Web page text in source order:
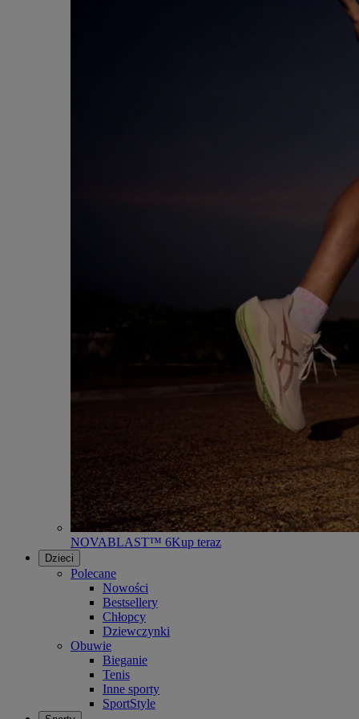
NOVABLAST™ 6Kup teraz
Dzieci
Polecane
Nowości
Bestsellery
Chłopcy
Dziewczynki
Obuwie
Bieganie
Tenis
Inne sporty
SportStyle